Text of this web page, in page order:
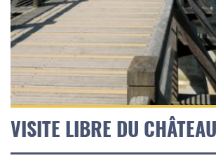
VISITE LIBRE DU